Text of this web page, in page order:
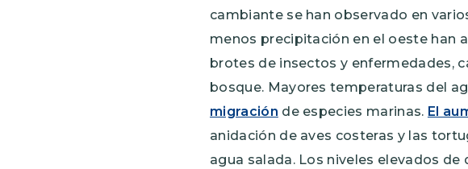
cambiante se han observado en
menos precipitación en el oeste han
brotes de insectos y enfermedades,
bosque. Mayores temperaturas del
migración de especies marinas. El
anidación de aves costeras y las
agua salada. Los niveles elevados